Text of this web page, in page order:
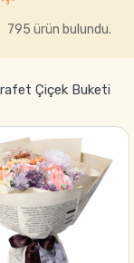
795 ürün bulundu.
Çiçek Buketi